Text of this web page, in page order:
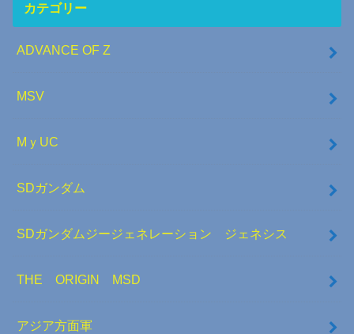
カテゴリー
ADVANCE OF Z
MSV
MｙUC
SDガンダム
SDガンダムジージェネレーション ジェネシス
THE ORIGIN MSD
アジア方面軍